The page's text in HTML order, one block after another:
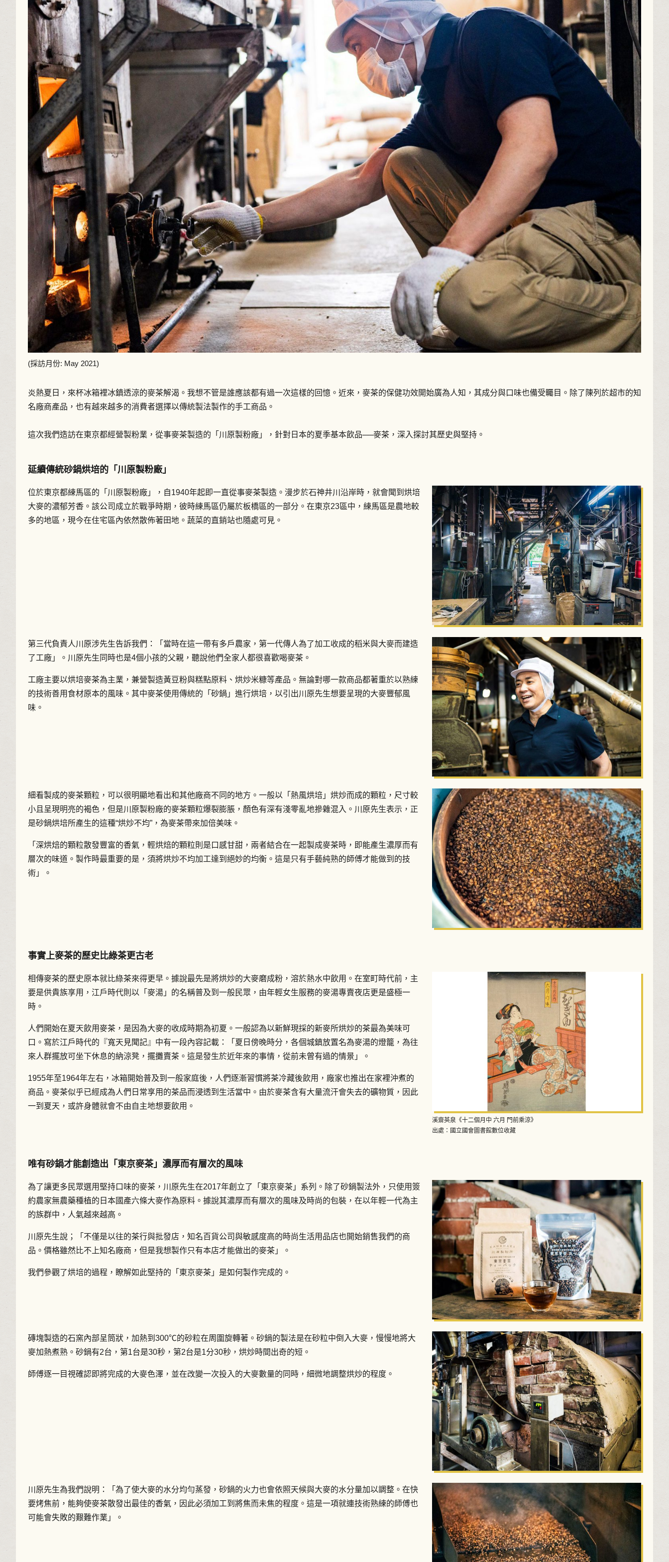
(採訪月份: May 2021)
炎熱夏日，來杯冰箱裡冰鎮透涼的麥茶解渴。我想不管是誰應該都有過一次這樣的回憶。近來，麥茶的保健功效開始廣為人知，其成分與口味也備受矚目。除了陳列於超市的知
名廠商產品，也有越來越多的消費者選擇以傳統製法製作的手工商品。
這次我們造訪在東京都經營製粉業，從事麥茶製造的「川原製粉廠」，針對日本的夏季基本飲品──麥茶，深入探討其歷史與堅持。
延續傳統砂鍋烘培的「川原製粉廠」
位於東京都練馬區的「川原製粉廠」，自1940年起即一直從事麥茶製造。漫步於石神井川沿岸時，就會聞到烘培
大麥的濃郁芳香。該公司成立於戰爭時期，彼時練馬區仍屬於板橋區的一部分。在東京23區中，練馬區是農地較
多的地區，現今在住宅區內依然散佈著田地。蔬菜的直銷站也隨處可見。
第三代負責人川原涉先生告訴我們：「當時在這一帶有多戶農家，第一代傳人為了加工收成的稻米與大麥而建造
了工廠」。川原先生同時也是4個小孩的父親，聽說他們全家人都很喜歡喝麥茶。
工廠主要以烘培麥茶為主業，兼營製造黃豆粉與糕點原料、烘炒米糠等產品。無論對哪一款商品都著重於以熟練
的技術善用食材原本的風味。其中麥茶使用傳統的「砂鍋」進行烘培，以引出川原先生想要呈現的大麥豐郁風
味。
細看製成的麥茶顆粒，可以很明顯地看出和其他廠商不同的地方。一般以「熱風烘培」烘炒而成的顆粒，尺寸較
小且呈現明亮的褐色，但是川原製粉廠的麥茶顆粒爆裂膨脹，顏色有深有淺零亂地摻雜混入。川原先生表示，正
是砂鍋烘培所產生的這種“烘炒不均”，為麥茶帶來加倍美味。
「深烘焙的顆粒散發豐富的香氣，輕烘焙的顆粒則是口感甘甜，兩者結合在一起製成麥茶時，即能產生濃厚而有
層次的味道。製作時最重要的是，須將烘炒不均加工達到絕妙的均衡。這是只有手藝純熟的師傅才能做到的技
術」。
事實上麥茶的歷史比綠茶更古老
溪齋英泉《十二個月中 六月 門前乘涼》
出處：國立國會圖書館數位收藏
相傳麥茶的歷史原本就比綠茶來得更早。據說最先是將烘炒的大麥磨成粉，溶於熱水中飲用。在室町時代前，主
要是供貴族享用，江戶時代則以「麥湯」的名稱普及到一般民眾，由年輕女生服務的麥湯專賣夜店更是盛極一
時。
人們開始在夏天飲用麥茶，是因為大麥的收成時期為初夏。一般認為以新鮮現採的新麥所烘炒的茶最為美味可
口。寫於江戶時代的『寬天見聞記』中有一段內容記載：「夏日傍晚時分，各個城鎮放置名為麥湯的燈籠，為往
來人群擺放可坐下休息的納涼凳，擺攤賣茶。這是發生於近年來的事情，從前未曾有過的情景」。
1955年至1964年左右，冰箱開始普及到一般家庭後，人們逐漸習慣將茶冷藏後飲用，廠家也推出在家裡沖煮的
商品。麥茶似乎已經成為人們日常享用的茶品而浸透到生活當中。由於麥茶含有大量流汗會失去的礦物質，因此
一到夏天，或許身體就會不由自主地想要飲用。
唯有砂鍋才能創造出「東京麥茶」濃厚而有層次的風味
為了讓更多民眾選用堅持口味的麥茶，川原先生在2017年創立了「東京麥茶」系列。除了砂鍋製法外，只使用簽
約農家無農藥種植的日本國產六條大麥作為原料。據說其濃厚而有層次的風味及時尚的包裝，在以年輕一代為主
的族群中，人氣越來越高。
川原先生說；「不僅是以往的茶行與批發店，知名百貨公司與敏感度高的時尚生活用品店也開始銷售我們的商
品。價格雖然比不上知名廠商，但是我想製作只有本店才能做出的麥茶」。
我們參觀了烘培的過程，瞭解如此堅持的「東京麥茶」是如何製作完成的。
磚塊製造的石窯內部呈筒狀，加熱到300℃的砂粒在周圍旋轉著。砂鍋的製法是在砂粒中倒入大麥，慢慢地將大
麥加熱煮熟。砂鍋有2台，第1台是30秒，第2台是1分30秒，烘炒時間出奇的短。
師傅逐一目視確認即將完成的大麥色澤，並在改變一次投入的大麥數量的同時，細微地調整烘炒的程度。
川原先生為我們說明：「為了使大麥的水分均勻蒸發，砂鍋的火力也會依照天候與大麥的水分量加以調整。在快
要烤焦前，能夠使麥茶散發出最佳的香氣，因此必須加工到將焦而未焦的程度。這是一項就連技術熟練的師傅也
可能會失敗的艱難作業」。